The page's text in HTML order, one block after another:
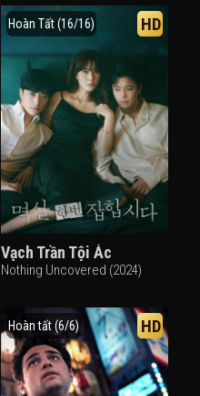
Hoàn Tất (16/16) HD
Vạch Trần Tội Ác
Nothing Uncovered (2024)
Hoàn tất (6/6) HD